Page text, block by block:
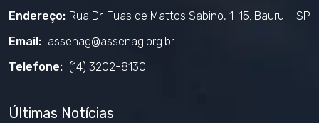
Endereço: Rua Dr. Fuas de Mattos Sabino, 1-15. Bauru – SP
Email: assenag@assenag.org.br
Telefone: (14) 3202-8130
Últimas Notícias